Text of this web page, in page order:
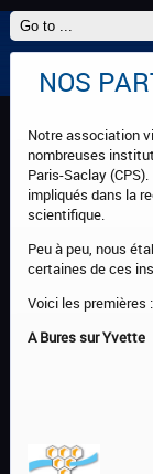
NOS
Notre association
nombreuses
Paris-Saclay
impliqués dans la
scientifique.
Peu à peu, nous
certaines de ces
Voici les premières :
A Bures sur Yvette